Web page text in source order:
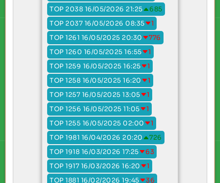
TOP 2038 16/05/2026 21:25
685
TOP 2037 16/05/2026 08:35
1
TOP 1261 16/05/2025 20:30
776
TOP 1260 16/05/2025 16:55
1
TOP 1259 16/05/2025 16:25
1
TOP 1258 16/05/2025 16:20
1
TOP 1257 16/05/2025 13:05
1
TOP 1256 16/05/2025 11:05
1
TOP 1255 16/05/2025 02:00
1
TOP 1981 16/04/2026 20:20
726
TOP 1918 16/03/2026 17:25
63
TOP 1917 16/03/2026 16:20
1
TOP 1881 16/02/2026 19:45
36